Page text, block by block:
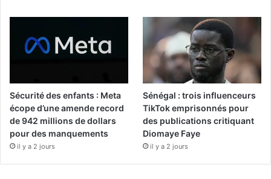
Sécurité des enfants : Meta
écope d’une amende record
de 942 millions de dollars
pour des manquements
il y a 2 jours
Sénégal : trois influenceurs
TikTok emprisonnés pour
des publications critiquant
Diomaye Faye
il y a 2 jours